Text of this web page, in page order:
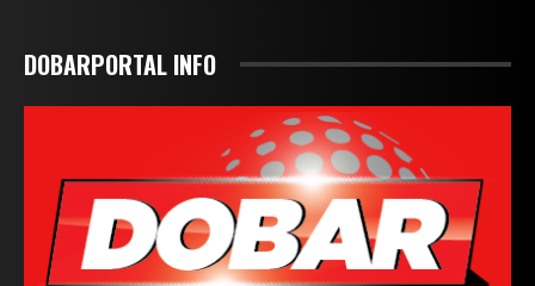
DOBARPORTAL INFO